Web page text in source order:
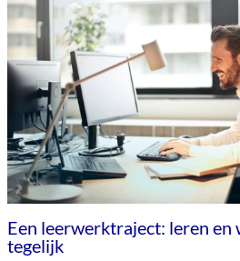
Een leerwerktraject: leren en
tegelijk